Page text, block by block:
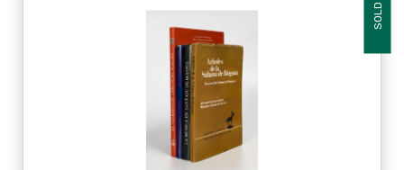
SOLD